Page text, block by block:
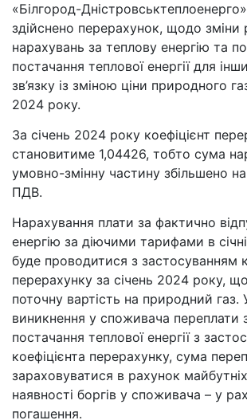
«Білгород-
здійснено перерахунок, щодо зміни
нарахувань за теплову енергію та
постачання теплової енергії для
зв’язку із зміною ціни природного
2024 року.
За січень 2024 року коефіцієнт
становитиме 1,04426, тобто сума
умовно-змінну частину збільшено
ПДВ.
Нарахування плати за фактично
енергію за діючими тарифами в
буде проводитися з застосуванням
перерахунку за січень 2024 року,
поточну вартість на природний газ.
виникнення у споживача переплати
постачання теплової енергії з
коефіцієнта перерахунку, сума
зараховуватися в рахунок
наявності боргів у споживача – у
погашення.